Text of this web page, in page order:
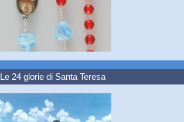
Le 24 glorie di Santa Teresa